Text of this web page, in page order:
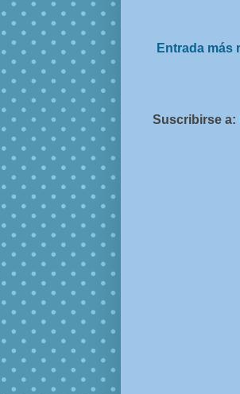
Entrada más
Suscribirse a: